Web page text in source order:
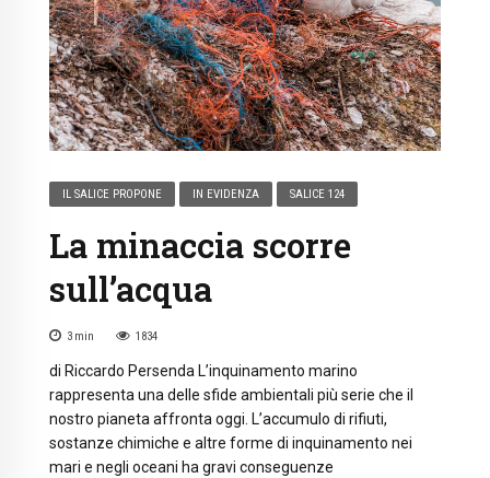
IL SALICE PROPONE IN EVIDENZA SALICE 124
La minaccia scorre
sull’acqua
3 min 1834
di Riccardo Persenda L’inquinamento marino
rappresenta una delle sfide ambientali più serie che il
nostro pianeta affronta oggi. L’accumulo di rifiuti,
sostanze chimiche e altre forme di inquinamento nei
mari e negli oceani ha gravi conseguenze